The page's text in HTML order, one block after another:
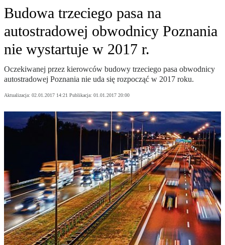
Budowa trzeciego pasa na
autostradowej obwodnicy Poznania
nie wystartuje w 2017 r.
Oczekiwanej przez kierowców budowy trzeciego pasa obwodnicy
autostradowej Poznania nie uda się rozpocząć w 2017 roku.
Aktualizacja: 02.01.2017 14:21 Publikacja: 01.01.2017 20:00